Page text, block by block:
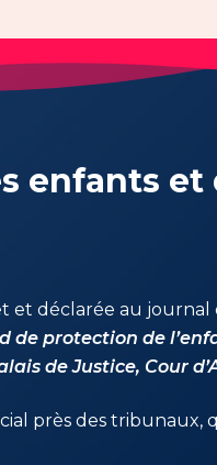
enfants et
et déclarée au
protection de
de Justice, Cour
près des